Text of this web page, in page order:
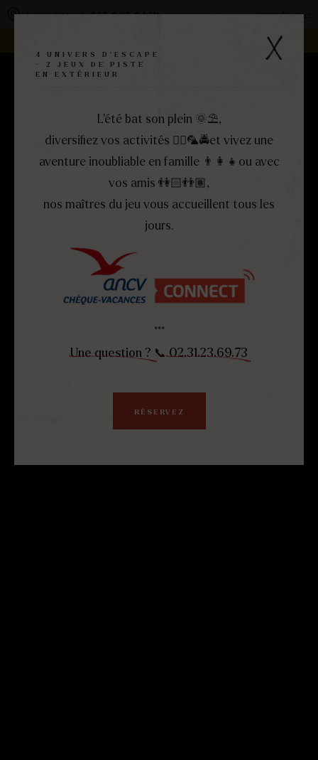
VOUS ÊTES ÀGET OUT CAEN Changer de centre
4 UNIVERS D'ESCAPE
- 2 JEUX DE PISTE
EN EXTÉRIEUR
L’été bat son plein 🌞​⛱️​,
diversifiez vos activités 🏴‍☠️​🦜​🚔et vivez une
aventure inoubliable en famille 👨‍👩‍👧​ou avec
vos amis 👫🏻​👬🏽,
nos maîtres du jeu vous accueillent tous les
jours.
***
Une question ? 📞02.31.23.69.73
RÉSERVEZ